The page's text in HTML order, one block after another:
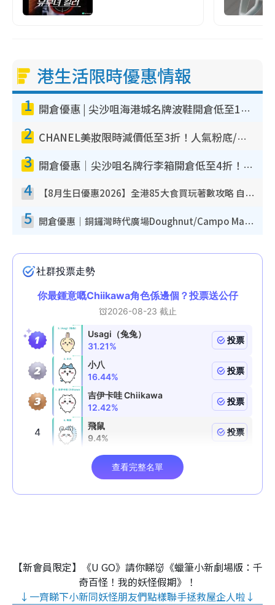
港生活限時優惠情報
1 開倉優惠 | 尖沙咀海港城名牌波鞋開倉低至1折！On鞋$899起／Joy&Peace鞋履$98起
2 CHANEL美妝限時減價低至3折！人氣粉底/唇膏/精華液低至$275！COCO香水都有平
3 開倉優惠｜尖沙咀名牌行李箱開倉低至4折！一連5日 American Tourister/ace./Hallmark $200起！
4 【8月生日優惠2026】全港85大食買玩著數攻略 自助餐/火鍋放題同行免費＋誠品/DONKI送現金券
5 開倉優惠｜銅鑼灣時代廣場Doughnut/Campo Marzio開倉低至1折！背囊、書包、手袋劈價$200起
【新會員限定】《U GO》請你睇👹《蠟筆小新劇場版：千
奇百怪！我的妖怪假期》！
↓一齊睇下小新同妖怪朋友們點樣聯手拯救屋企人啦↓